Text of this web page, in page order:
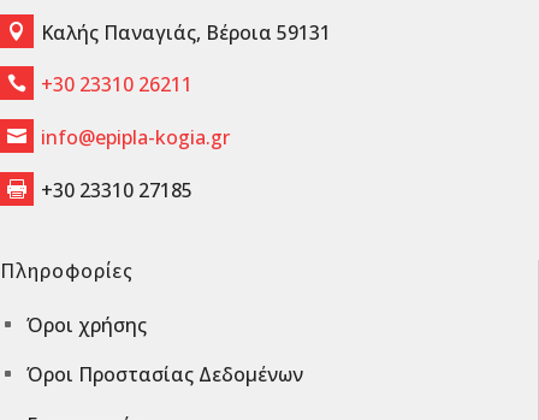
 Καλής Παναγιάς, Βέροια 59131
 +30 23310 26211
 info@epipla-kogia.gr
 +30 23310 27185
Πληροφορίες
^ Όροι χρήσης
^ Όροι Προστασίας Δεδομένων